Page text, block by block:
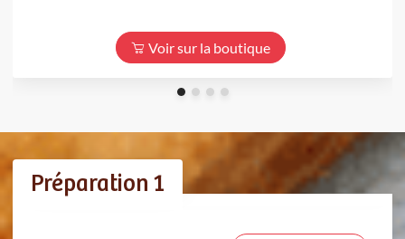
Voir sur la boutique
Préparation 1